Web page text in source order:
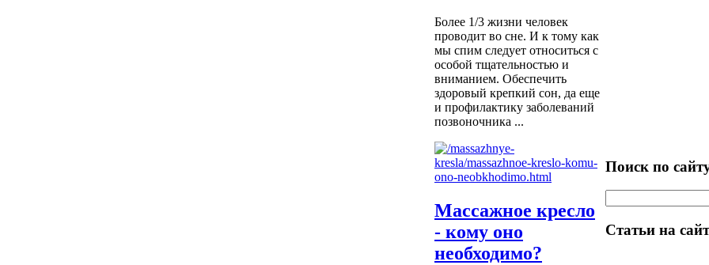
Более 1/3 жизни человек
проводит во сне. И к тому как
мы спим следует относиться с
особой тщательностью и
вниманием. Обеспечить
здоровый крепкий сон, да еще
и профилактику заболеваний
позвоночника ...
Массажное кресло
- кому оно
необходимо?
Поиск по
Статьи на